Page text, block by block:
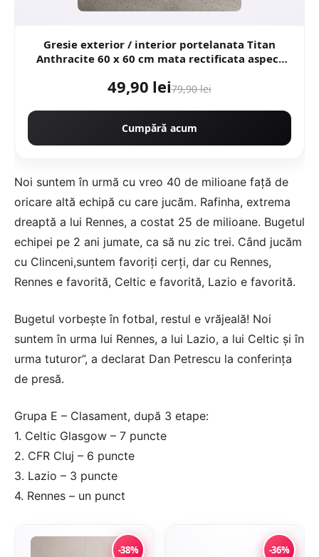
Gresie exterior / interior portelanata Titan
Anthracite 60 x 60 cm mata rectificata aspect
49,90 lei79,90 lei
Cumpără acum
Noi suntem în urmă cu vreo 40 de milioane faţă de
oricare altă echipă cu care jucăm. Rafinha, extrema
dreaptă a lui Rennes, a costat 25 de milioane. Bugetul
echipei pe 2 ani jumate, ca să nu zic trei. Când jucăm
cu Clinceni,suntem favoriţi cerţi, dar cu Rennes,
Rennes e favorită, Celtic e favorită, Lazio e favorită.
Bugetul vorbeşte în fotbal, restul e vrăjeală! Noi
suntem în urma lui Rennes, a lui Lazio, a lui Celtic şi în
urma tuturor”, a declarat Dan Petrescu la conferinţa
de presă.
Grupa E – Clasament, după 3 etape:
1. Celtic Glasgow – 7 puncte
2. CFR Cluj – 6 puncte
3. Lazio – 3 puncte
4. Rennes – un punct
-38% -36%